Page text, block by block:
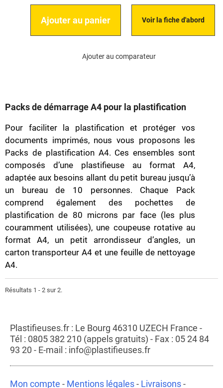
Ajouter au panier Voir la fiche d'abord
Ajouter au comparateur
Packs de démarrage A4 pour la plastification
Pour faciliter la plastification et protéger vos
documents imprimés, nous vous proposons les
Packs de plastification A4. Ces ensembles sont
composés d’une plastifieuse au format A4,
adaptée aux besoins allant du petit bureau jusqu’à
un bureau de 10 personnes. Chaque Pack
comprend également des pochettes de
plastification de 80 microns par face (les plus
couramment utilisées), une coupeuse rotative au
format A4, un petit arrondisseur d’angles, un
carton transporteur A4 et une feuille de nettoyage
A4.
Résultats 1 - 2 sur 2.
Plastifieuses.fr : Le Bourg 46310 UZECH France -
Tél : 0805 382 210 (appels gratuits) - Fax : 05 24 84
93 20 - E-mail : info@plastifieuses.fr
Mon compte - Mentions légales - Livraisons -